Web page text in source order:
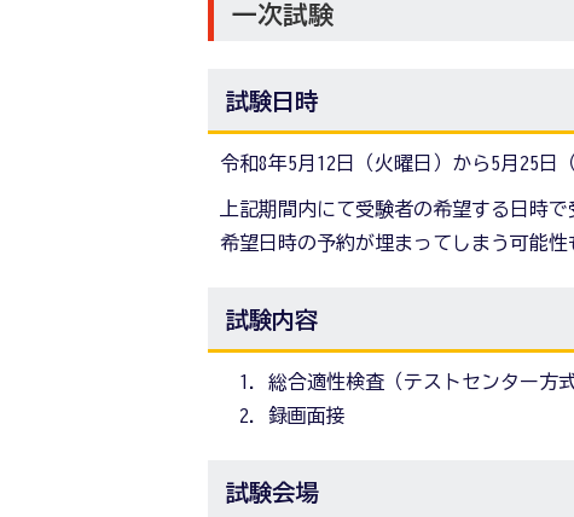
一次試験
試験日時
令和8年5月12日（火曜日）から5月25日
上記期間内にて受験者の希望する日時で
希望日時の予約が埋まってしまう可能
試験内容
総合適性検査（テストセンター方式
録画面接
試験会場